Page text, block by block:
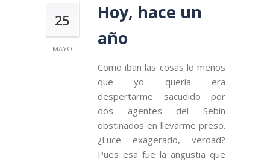
25
MAYO
Hoy, hace un
año
Como iban las cosas lo menos
que yo quería era
despertarme sacudido por
dos agentes del Sebin
obstinados en llevarme preso.
¿Luce exagerado, verdad?
Pues esa fue la angustia que